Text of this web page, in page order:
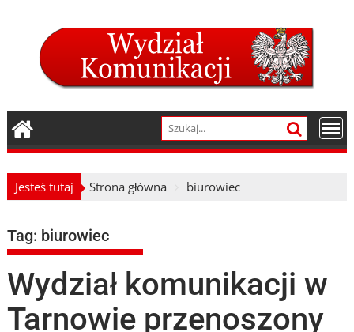
Jesteś tutaj Strona główna biurowiec
Tag: biurowiec
Wydział komunikacji w
Tarnowie przenoszony